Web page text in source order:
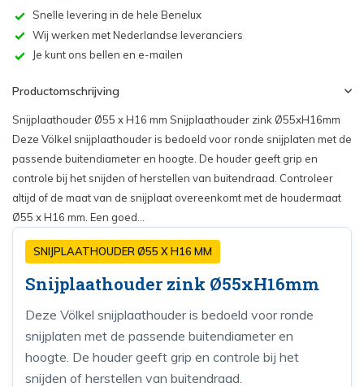
Snelle levering in de hele Benelux
Wij werken met Nederlandse leveranciers
Je kunt ons bellen en e-mailen
Productomschrijving
Snijplaathouder Ø55 x H16 mm Snijplaathouder zink Ø55xH16mm
Deze Völkel snijplaathouder is bedoeld voor ronde snijplaten met de
passende buitendiameter en hoogte. De houder geeft grip en
controle bij het snijden of herstellen van buitendraad. Controleer
altijd of de maat van de snijplaat overeenkomt met de houdermaat
Ø55 x H16 mm. Een goed...
SNIJPLAATHOUDER Ø55 X H16 MM
Snijplaathouder zink Ø55xH16mm
Deze Völkel snijplaathouder is bedoeld voor ronde
snijplaten met de passende buitendiameter en
hoogte. De houder geeft grip en controle bij het
snijden of herstellen van buitendraad.